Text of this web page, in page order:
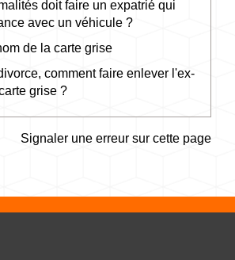
doit faire un expatrié qui
avec un véhicule ?
de la carte grise
comment faire enlever l'ex-
grise ?
Signaler une erreur sur cette page